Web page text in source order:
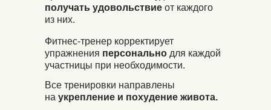
Фитнес-тренер корректирует
упражнения персонально для каждой
участницы при необходимости.
Все тренировки направлены
на укрепление и похудение живота.
получать удовольствие от каждого
из них.